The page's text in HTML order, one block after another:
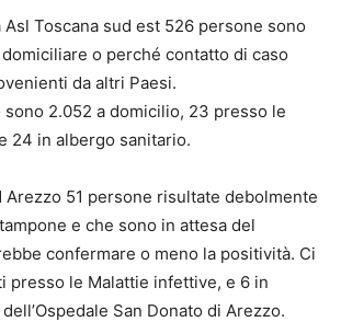
Toscana sud est 526 persone sono
o perché contatto di caso
da altri Paesi.
2.052 a domicilio, 23 presso le
24 in albergo sanitario.
Arezzo 51 persone risultate debolmente
e che sono in attesa del
confermare o meno la positività. Ci
presso le Malattie infettive, e 6 in
San Donato di Arezzo.